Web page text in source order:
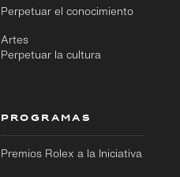
Ir
Perpetuar el conocimiento
Artes
Perpetuar la cultura
PROGRAMAS
Premios Rolex a la Iniciativa